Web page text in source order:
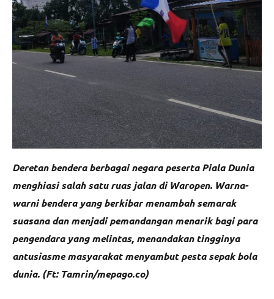
Deretan bendera berbagai negara peserta Piala Dunia
menghiasi salah satu ruas jalan di Waropen. Warna-
warni bendera yang berkibar menambah semarak
suasana dan menjadi pemandangan menarik bagi para
pengendara yang melintas, menandakan tingginya
antusiasme masyarakat menyambut pesta sepak bola
dunia. (Ft: Tamrin/mepago.co)